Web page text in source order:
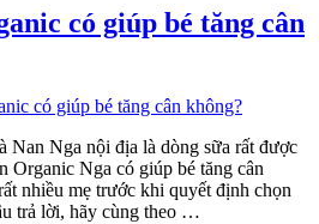
Nga
nội
đáp
vì
sao
nên
pha
sữa
có giúp bé tăng cân
Nan Nga nội địa là dòng sữa rất được
Organic Nga có giúp bé tăng cân
nhiều mẹ trước khi quyết định chọn
trả lời, hãy cùng theo …